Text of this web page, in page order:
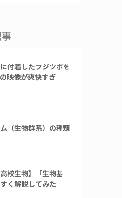
付着したフジツボを
映像が爽快すぎ
（生物群系）の種類
高校生物】「生物基
く解説してみた